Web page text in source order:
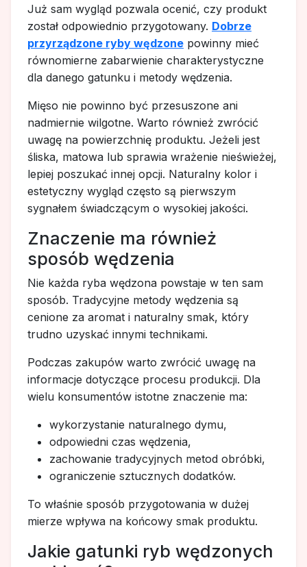
Już sam wygląd pozwala ocenić, czy produkt
został odpowiednio przygotowany. Dobrze
przyrządzone ryby wędzone powinny mieć
równomierne zabarwienie charakterystyczne
dla danego gatunku i metody wędzenia.
Mięso nie powinno być przesuszone ani
nadmiernie wilgotne. Warto również zwrócić
uwagę na powierzchnię produktu. Jeżeli jest
śliska, matowa lub sprawia wrażenie nieświeżej,
lepiej poszukać innej opcji. Naturalny kolor i
estetyczny wygląd często są pierwszym
sygnałem świadczącym o wysokiej jakości.
Znaczenie ma również
sposób wędzenia
Nie każda ryba wędzona powstaje w ten sam
sposób. Tradycyjne metody wędzenia są
cenione za aromat i naturalny smak, który
trudno uzyskać innymi technikami.
Podczas zakupów warto zwrócić uwagę na
informacje dotyczące procesu produkcji. Dla
wielu konsumentów istotne znaczenie ma:
wykorzystanie naturalnego dymu,
odpowiedni czas wędzenia,
zachowanie tradycyjnych metod obróbki,
ograniczenie sztucznych dodatków.
To właśnie sposób przygotowania w dużej
mierze wpływa na końcowy smak produktu.
Jakie gatunki ryb wędzonych